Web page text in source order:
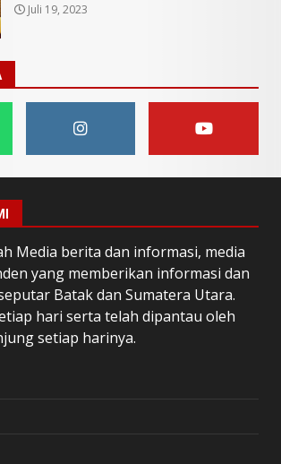
Juli 19, 2023
Media berita dan informasi, media
yang memberikan informasi dan
Batak dan Sumatera Utara.
hari serta telah dipantau oleh
setiap harinya.